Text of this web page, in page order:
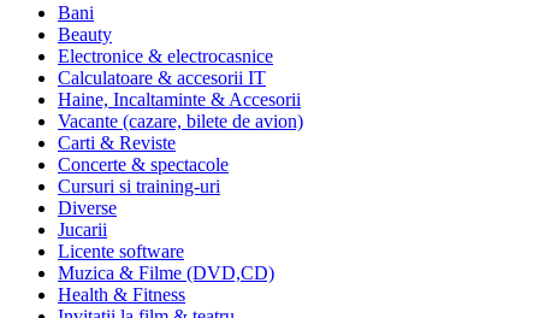
Bani
Beauty
Electronice & electrocasnice
Calculatoare & accesorii IT
Haine, Incaltaminte & Accesorii
Vacante (cazare, bilete de avion)
Carti & Reviste
Concerte & spectacole
Cursuri si training-uri
Diverse
Jucarii
Licente software
Muzica & Filme (DVD,CD)
Health & Fitness